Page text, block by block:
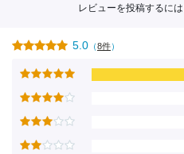
レビューを投稿するには
5.0 （8件）